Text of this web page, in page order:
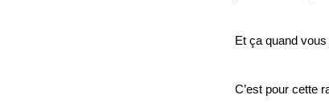
Et ça quand
C’est pour cette